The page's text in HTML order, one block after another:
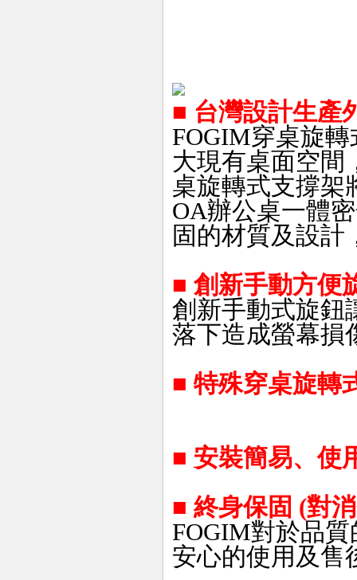
■ 台灣設計生產
FOGIM穿桌旋
大現有桌面空間
桌旋轉式支撐架
OA辦公桌一體
固的材質及設計
■ 創新手動方便
創新手動式旋鈕
落下造成螢幕損
■ 特殊穿桌旋轉
■ 安裝簡易、使
■ 終身保固 (對
FOGIM對於品
安心的使用及售